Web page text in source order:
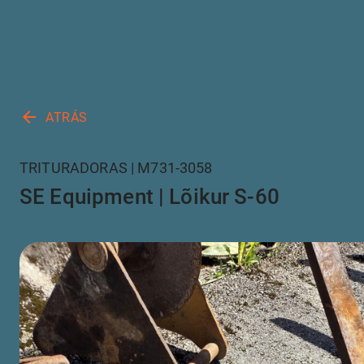
arrow_back ATRÁS
SE Equipment | Lõikur S-60
TRITURADORAS | M731-3058